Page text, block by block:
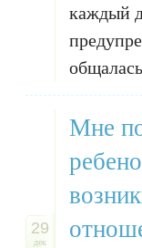
каждый
29
дек
Мне